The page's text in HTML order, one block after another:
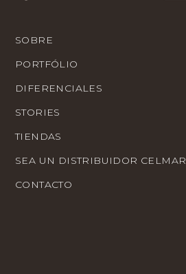
SOBRE
PORTFÓLIO
DIFERENCIALES
STORIES
TIENDAS
SEA UN DISTRIBUIDOR CELMAR
CONTACTO